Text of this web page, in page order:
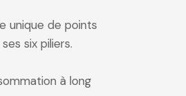
unique de points
six piliers.
à long